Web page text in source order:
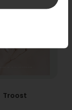
Troost